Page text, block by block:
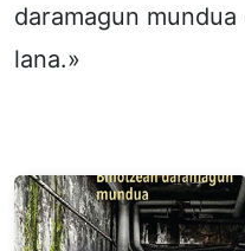
daramagun
lana.»